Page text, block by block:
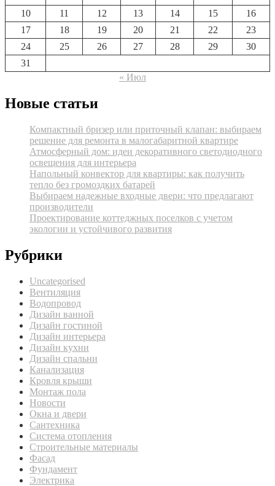
10
11 12 13 14 15
16
17
18 19 20 21 22
23
24
25 26 27 28 29
30
31
« Июл
Новые статьи
Компактный бризер или приточный клапан: выбираем
решение для ремонта в малогабаритной квартире
Атмосферный дом: идеи декоративного светодиодного
освещения для интерьера
Напольный конвектор для квартиры: как получить
тепло без громоздких батарей
Выбираем надежные входные двери: что предлагают
производители
Проектирование коттеджных поселков с учетом
экологии и устойчивого развития
Рубрики
Uncategorised
Вентиляция
Водопровод
Дизайн ванной
Дизайн гостиной
Дизайн интерьера
Дизайн кухни
Дизайн спальни
Канализация
Кровля крыши
Монтаж пола
Новости
Окна и двери
Сантехника
Система отопления
Строительные материалы
Фасад
Фундамент
Электрика